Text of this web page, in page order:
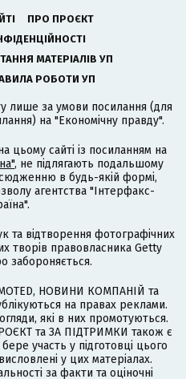
ПРО ПРОЄКТ
МАТЕРІАЛІВ УП
РОБОТИ УП
лише за умови посилання (для
на "Економічну правду".
цьому сайті із посиланням на
, не підлягають подальшому
в будь-якій формі,
агентства "Інтерфакс-
та відтворення фотографічних
творів правовласника Getty
забороняється.
НОВИНИ КОМПАНІЙ та
на правах реклами.
які в них промотуються.
та ЗА ПІДТРИМКИ також є
участь у підготовці цього
у цих матеріалах.
за факти та оціночні